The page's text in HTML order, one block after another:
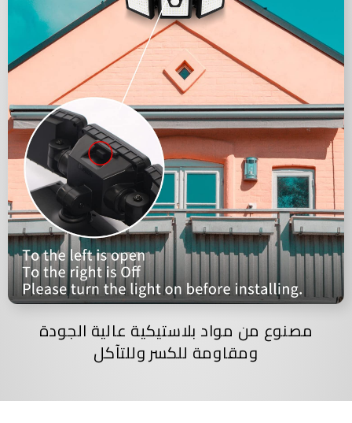
مصنوع من مواد بلاستيكية عالية الجودة
ومقاومة للكسر وللتآكل